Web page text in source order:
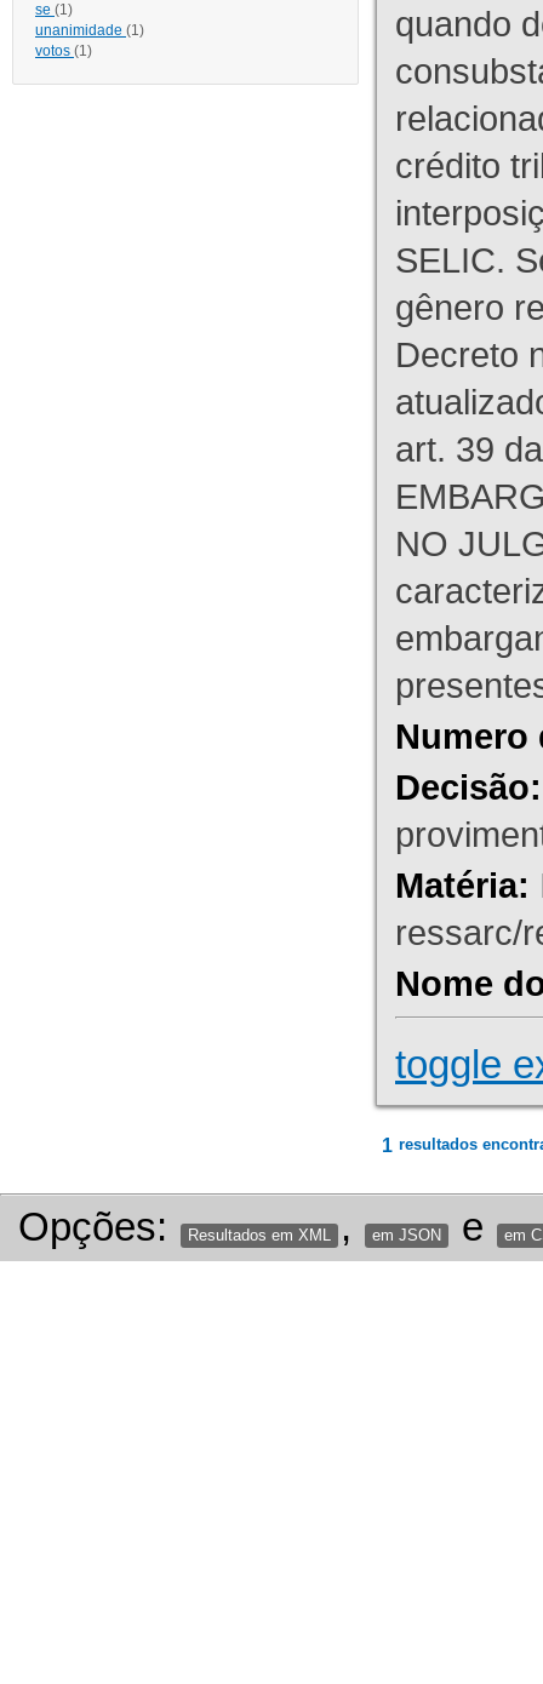
se (1)
unanimidade (1)
votos (1)
quando
crédito
SELIC.
gênero
Decreto
art. 39
NO
Numero
Decisão:
Matéria:
ressarc/
Nome
toggle
1 resultados
Opções: Resultados em XML , em JSON e em